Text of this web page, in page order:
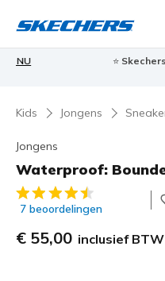
45 dagen
Kids Jongens
Jongens
Waterproof:
3,5 van de 5
7 beoordelingen
€ 55,00 inclusief BTW